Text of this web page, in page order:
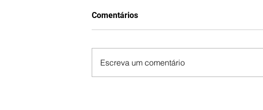
Comentários
Escreva um comentário